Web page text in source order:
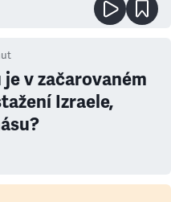
v začarovaném
Izraele,